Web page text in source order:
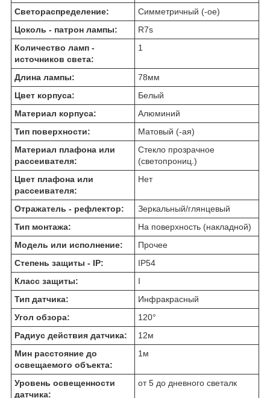
Светораспределение:
Симметричный (-ое)
Цоколь - патрон лампы:
R7s
Количество ламп -
источников света:
1
Длина лампы: 78мм
Цвет корпуса:
Белый
Материал корпуса:
Алюминий
Тип поверхности:
Матовый (-ая)
Материал плафона или
рассеивателя:
Стекло прозрачное
(светопрониц.)
Цвет плафона или
рассеивателя:
Нет
Отражатель - рефлектор:
Зеркальный/глянцевый
Тип монтажа:
На поверхность (накладной)
Модель или исполнение:
Прочее
Степень защиты - IP:
IP54
Класс защиты:
I
Тип датчика:
Инфракрасный
Угол обзора:
120°
Радиус действия датчика:
12м
Мин расстояние до
освещаемого объекта:
1 м
Уровень освещенности
датчика:
от 5 до дневного светалк